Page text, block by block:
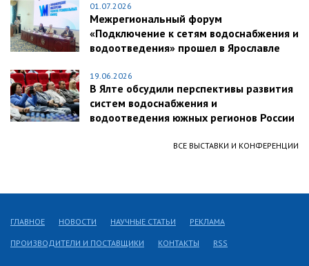
01.07.2026
Межрегиональный форум
«Подключение к сетям водоснабжения и
водоотведения» прошел в Ярославле
19.06.2026
В Ялте обсудили перспективы развития
систем водоснабжения и
водоотведения южных регионов России
ВСЕ ВЫСТАВКИ И КОНФЕРЕНЦИИ
ГЛАВНОЕ НОВОСТИ НАУЧНЫЕ СТАТЬИ РЕКЛАМА
ПРОИЗВОДИТЕЛИ И ПОСТАВЩИКИ КОНТАКТЫ RSS